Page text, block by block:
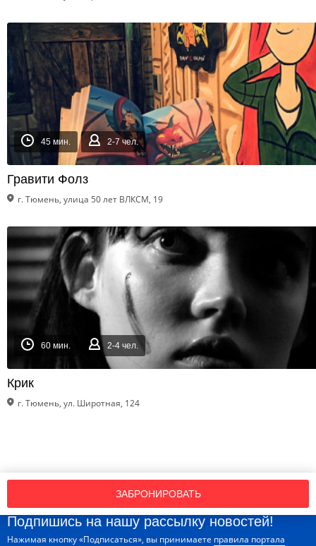
45 мин. 2-7 чел.
Гравити Фолз
г. Тюмень, улица 50 лет ВЛКСМ, 19
60 мин. 2-4 чел.
Крик
г. Тюмень, ул. Широтная, 124
ЗАБРОНИРОВАТЬ
Подпишись на нашу рассылку новостей!
Нажимая кнопку «Подписаться», вы принимаете правила портала